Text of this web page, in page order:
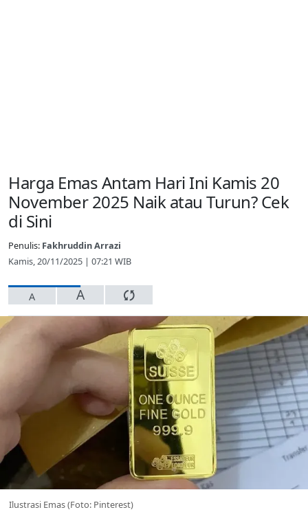
Harga Emas Antam Hari Ini Kamis 20
November 2025 Naik atau Turun? Cek
di Sini
Penulis: Fakhruddin Arrazi
Kamis, 20/11/2025 | 07:21 WIB
A A
Ilustrasi Emas (Foto: Pinterest)